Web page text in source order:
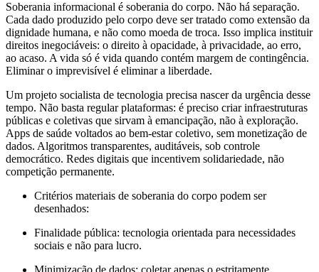
Soberania informacional é soberania do corpo. Não há separação.
Cada dado produzido pelo corpo deve ser tratado como extensão da
dignidade humana, e não como moeda de troca. Isso implica instituir
direitos inegociáveis: o direito à opacidade, à privacidade, ao erro,
ao acaso. A vida só é vida quando contém margem de contingência.
Eliminar o imprevisível é eliminar a liberdade.
Um projeto socialista de tecnologia precisa nascer da urgência desse
tempo. Não basta regular plataformas: é preciso criar infraestruturas
públicas e coletivas que sirvam à emancipação, não à exploração.
Apps de saúde voltados ao bem-estar coletivo, sem monetização de
dados. Algoritmos transparentes, auditáveis, sob controle
democrático. Redes digitais que incentivem solidariedade, não
competição permanente.
Critérios materiais de soberania do corpo podem ser
desenhados:
Finalidade pública: tecnologia orientada para necessidades
sociais e não para lucro.